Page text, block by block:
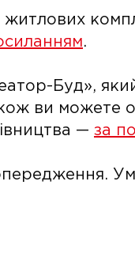
житлових
.
Буд»,
ви можете
— за